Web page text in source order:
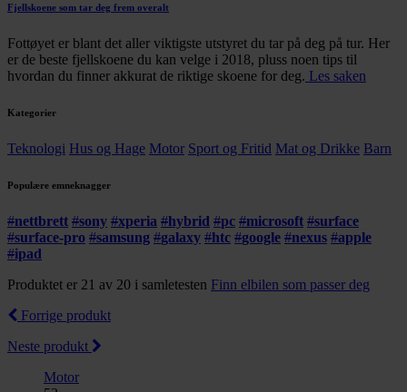
Fjellskoene som tar deg frem overalt
Fottøyet er blant det aller viktigste utstyret du tar på deg på tur. Her
er de beste fjellskoene du kan velge i 2018, pluss noen tips til
hvordan du finner akkurat de riktige skoene for deg. Les saken
Kategorier
Teknologi Hus og Hage Motor Sport og Fritid Mat og Drikke Barn
Populære emneknagger
#nettbrett #sony #xperia #hybrid #pc #microsoft #surface
#surface-pro #samsung #galaxy #htc #google #nexus #apple
#ipad
Produktet er 21 av 20 i samletesten Finn elbilen som passer deg
Forrige produkt
Neste produkt
Motor